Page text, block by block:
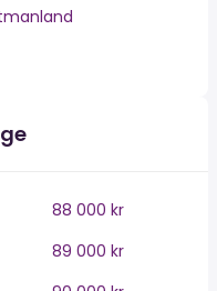
88 000 kr
89 000 kr